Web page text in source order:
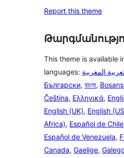
Report this theme
This theme is available
languages: المغربية
Български, বাংলা,
Čeština, Ελληνικά,
English (UK), English
Africa), Español de Chile
Español de Venezuela,
Canada, Gaelige,